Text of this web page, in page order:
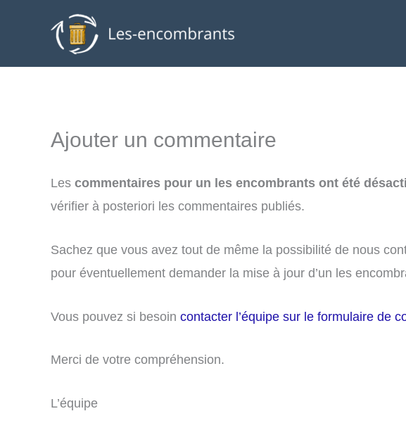
Ajouter un commentaire
Les commentaires pour un les encombrants ont été
vérifier à posteriori les commentaires publiés.
Sachez que vous avez tout de même la possibilité de nous
pour éventuellement demander la mise à jour d’un les
Vous pouvez si besoin contacter l’équipe sur le formulaire de
Merci de votre compréhension.
L’équipe